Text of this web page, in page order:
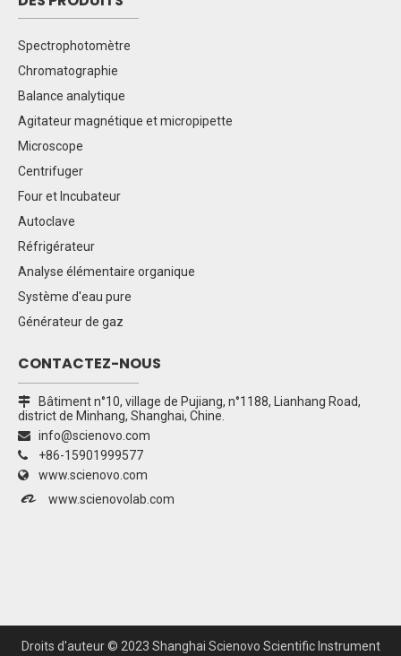
Spectrophotomètre
Chromatographie
Balance analytique
Agitateur magnétique et micropipette
Microscope
Centrifuger
Four et Incubateur
Autoclave
Réfrigérateur
Analyse élémentaire organique
Système d'eau pure
Générateur de gaz
CONTACTEZ-NOUS
 Bâtiment n°10, village de Pujiang, n°1188, Lianhang Road,
district de Minhang, Shanghai, Chine.
 info@scienovo.com
 +86-15901999577
 www.scienovo.com
 www.scienovolab.com
Droits d'auteur © 2023 Shanghai Scienovo Scientific Instrument